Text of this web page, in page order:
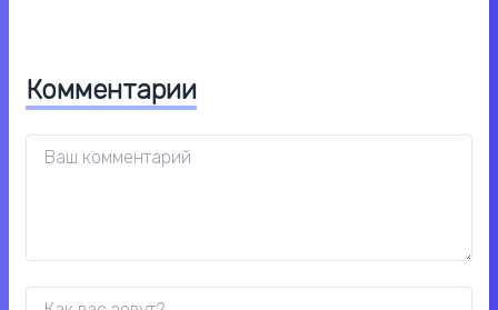
Комментарии